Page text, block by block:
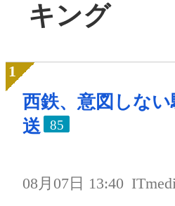
キング
西鉄、意図しな
送
85
08月07日 13:40